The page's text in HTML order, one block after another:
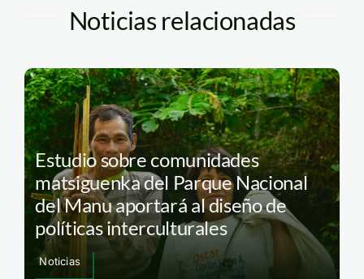
Noticias relacionadas
Estudio sobre comunidades
matsiguenka del Parque Nacional
del Manu aportará al diseño de
políticas interculturales
Noticias